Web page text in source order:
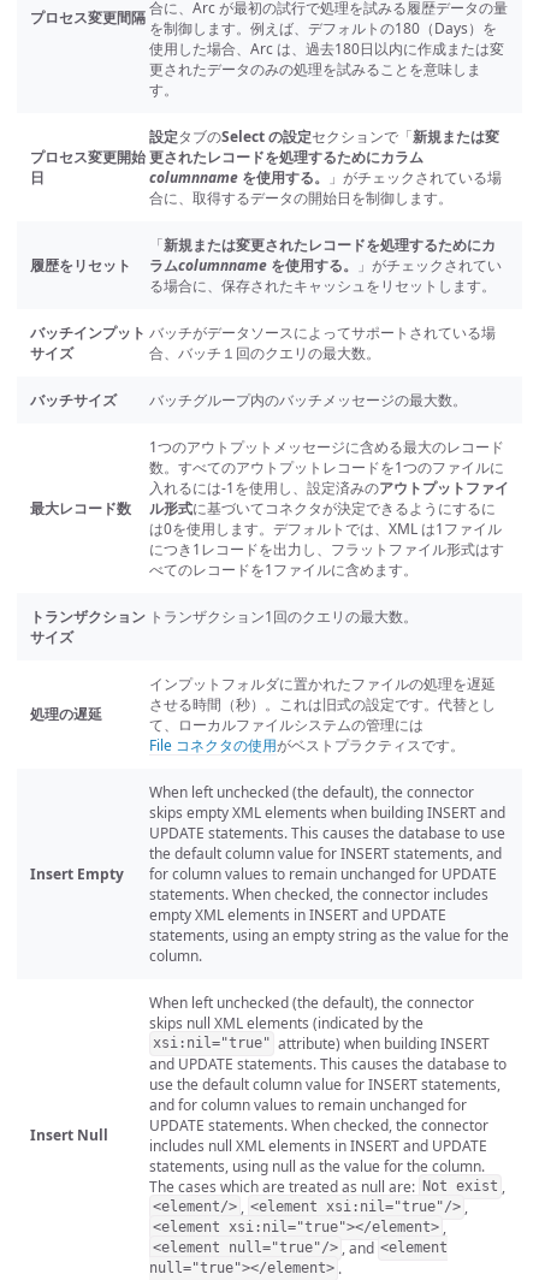
プロセス変更間隔合に、Arc が最初の試行で処理を試みる履歴データの量
を制御します。例えば、デフォルトの180（Days）を
使用した場合、Arc は、過去180日以内に作成または変
更されたデータのみの処理を試みることを意味しま
す。
プロセス変更開始
日
設定タブのSelect の設定セクションで「新規または変
更されたレコードを処理するためにカラム
columnname を使用する。
」がチェックされている場
合に、取得するデータの開始日を制御します。
履歴をリセット
「新規または変更されたレコードを処理するためにカ
ラムcolumnname を使用する。
」がチェックされてい
る場合に、保存されたキャッシュをリセットします。
バッチインプット
サイズ
バッチがデータソースによってサポートされている場
合、バッチ１回のクエリの最大数。
バッチサイズ バッチグループ内のバッチメッセージの最大数。
最大レコード数
1つのアウトプットメッセージに含める最大のレコード
数。すべてのアウトプットレコードを1つのファイルに
入れるには-1を使用し、設定済みのアウトプットファイ
ル形式に基づいてコネクタが決定できるようにするに
は0を使用します。デフォルトでは、XML は1ファイル
につき1レコードを出力し、フラットファイル形式はす
べてのレコードを1ファイルに含めます。
トランザクション
サイズ
トランザクション1回のクエリの最大数。
処理の遅延
インプットフォルダに置かれたファイルの処理を遅延
させる時間（秒）。これは旧式の設定です。代替とし
て、ローカルファイルシステムの管理には
File コネクタの使用がベストプラクティスです。
Insert Empty
When left unchecked (the default), the connector
skips empty XML elements when building INSERT and
UPDATE statements. This causes the database to use
the default column value for INSERT statements, and
for column values to remain unchanged for UPDATE
statements. When checked, the connector includes
empty XML elements in INSERT and UPDATE
statements, using an empty string as the value for the
column.
Insert Null
When left unchecked (the default), the connector
skips null XML elements (indicated by the
xsi:nil="true" attribute) when building INSERT
and UPDATE statements. This causes the database to
use the default column value for INSERT statements,
and for column values to remain unchanged for
UPDATE statements. When checked, the connector
includes null XML elements in INSERT and UPDATE
statements, using null as the value for the column.
The cases which are treated as null are: Not exist ,
<element/> , <element xsi:nil="true"/> ,
<element xsi:nil="true"></element> ,
<element null="true"/> , and <element
null="true"></element> .